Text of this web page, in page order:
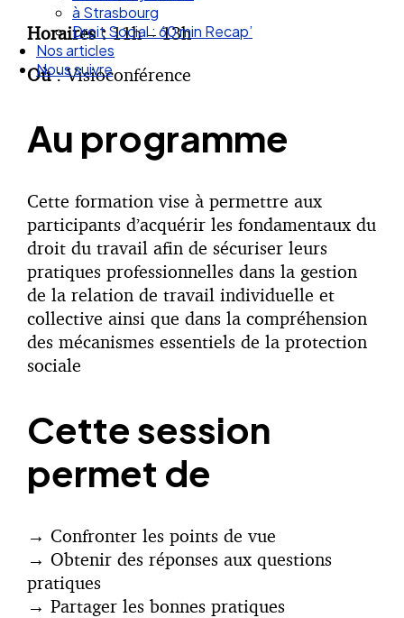
dans les Pyrénées
à Strasbourg
Droit Social : 60 min Recap’
Nos articles
Horaires :11h – 13h
Où: Visioconférence
Au programme
Cette formation vise à permettre aux
participants d’acquérir les fondamentaux du
droit du travail afin de sécuriser leurs
pratiques professionnelles dans la gestion
de la relation de travail individuelle et
collective ainsi que dans la compréhension
des mécanismes essentiels de la protection
sociale
Cette session
permet de
→ Confronter les points de vue
→ Obtenir des réponses aux questions
pratiques
→ Partager les bonnes pratiques